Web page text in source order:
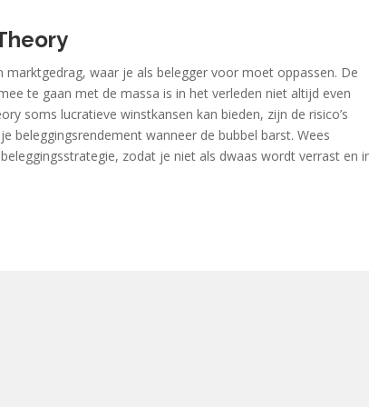
waar je als belegger voor moet oppassen. De
te gaan met de massa is in het verleden niet altijd even
soms lucratieve winstkansen kan bieden, zijn de risico’s
beleggingsrendement wanneer de bubbel barst. Wees
zodat je niet als dwaas wordt verrast en